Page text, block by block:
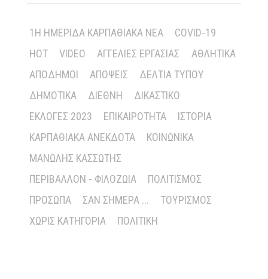
1Η ΗΜΕΡΊΔΑ ΚΑΡΠΑΘΙΑΚΆ ΝΈΑ
COVID-19
HOT
VIDEO ΑΓΓΕΛΊΕΣ ΕΡΓΑΣΊΑΣ
ΑΘΛΗΤΙΚΆ
ΑΠΌΔΗΜΟΙ
ΑΠΌΨΕΙΣ
ΔΕΛΤΊΑ ΤΎΠΟΥ
ΔΗΜΟΤΙΚΆ
ΔΙΕΘΝΉ
ΔΙΚΑΣΤΙΚΌ
ΕΚΛΟΓΈΣ 2023
ΕΠΙΚΑΙΡΌΤΗΤΑ
ΙΣΤΟΡΊΑ
ΚΑΡΠΑΘΙΑΚΆ ΑΝΈΚΔΟΤΑ
ΚΟΙΝΩΝΙΚΆ
ΜΑΝΏΛΗΣ ΚΑΣΣΏΤΗΣ
ΠΕΡΙΒΆΛΛΟΝ - ΦΙΛΟΖΩΊΑ
ΠΟΛΙΤΙΣΜΌΣ
ΠΡΌΣΩΠΑ
ΣΑΝ ΣΉΜΕΡΑ ...
ΤΟΥΡΙΣΜΌΣ
ΧΩΡΊΣ ΚΑΤΗΓΟΡΊΑ
ΠΟΛΙΤΙΚΉ